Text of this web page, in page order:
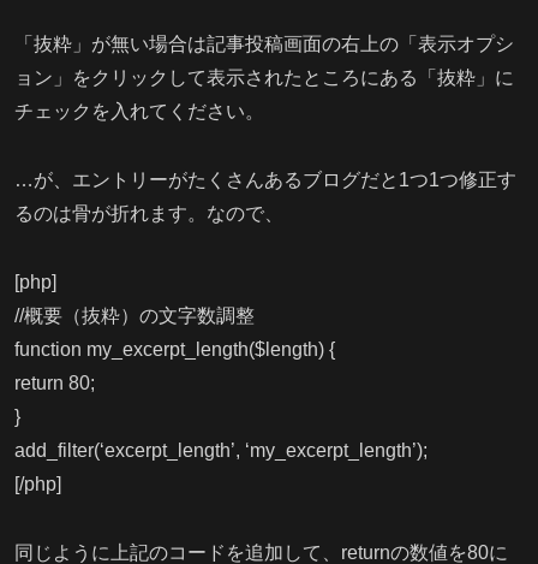
「抜粋」が無い場合は記事投稿画面の右上の「表示オプシ
ョン」をクリックして表示されたところにある「抜粋」に
チェックを入れてください。
…が、エントリーがたくさんあるブログだと1つ1つ修正す
るのは骨が折れます。なので、
[php]
//概要（抜粋）の文字数調整
function my_excerpt_length($length) {
return 80;
}
add_filter(‘excerpt_length’, ‘my_excerpt_length’);
[/php]
同じように上記のコードを追加して、returnの数値を80に